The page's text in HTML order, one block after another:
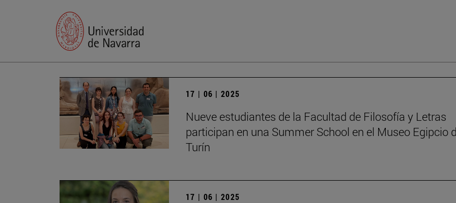
17 | 06 | 2025
Nueve estudiantes de la Facultad de Filosofía y Letras
participan en una Summer School en el Museo Egipcio
Turín
17 | 06 | 2025